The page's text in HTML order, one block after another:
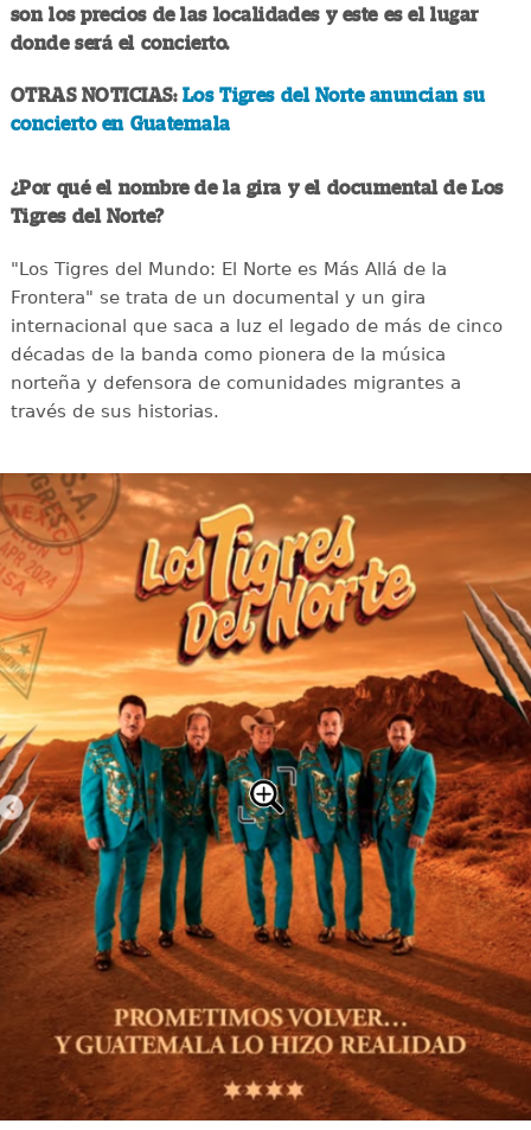
son los precios de las localidades y este es el lugar
donde será el concierto.
OTRAS NOTICIAS: Los Tigres del Norte anuncian su
concierto en Guatemala
¿Por qué el nombre de la gira y el documental de Los
Tigres del Norte?
"Los Tigres del Mundo: El Norte es Más Allá de la
Frontera" se trata de un documental y un gira
internacional que saca a luz el legado de más de cinco
décadas de la banda como pionera de la música
norteña y defensora de comunidades migrantes a
través de sus historias.